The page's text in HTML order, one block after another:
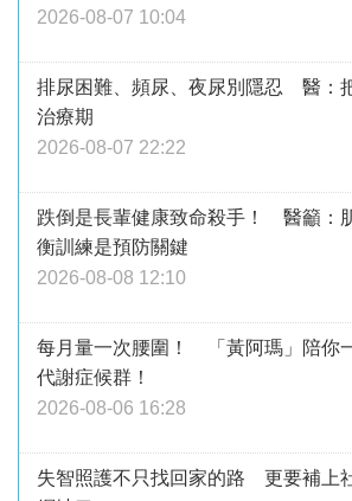
2026-08-07 10:04
排尿困難、頻尿、夜尿別隱忍 醫：
治療期
2026-08-07 22:22
跌倒是長輩健康致命殺手！ 醫籲：
衡訓練是預防關鍵
2026-08-08 12:10
每月量一次腰圍！ 「黃阿瑪」陪你
代謝症候群！
2026-08-06 16:28
失智照護不只找回家的路 更要補上